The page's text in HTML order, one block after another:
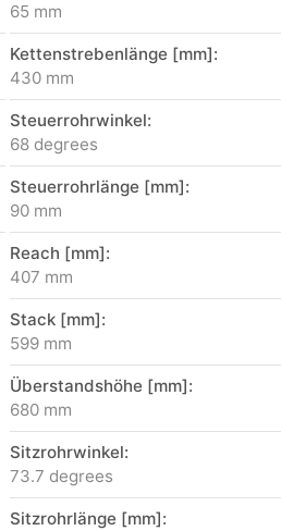
65 mm
Kettenstrebenlänge [mm]:
430 mm
Steuerrohrwinkel:
68 degrees
Steuerrohrlänge [mm]:
90 mm
Reach [mm]:
407 mm
Stack [mm]:
599 mm
Überstandshöhe [mm]:
680 mm
Sitzrohrwinkel:
73.7 degrees
Sitzrohrlänge [mm]: